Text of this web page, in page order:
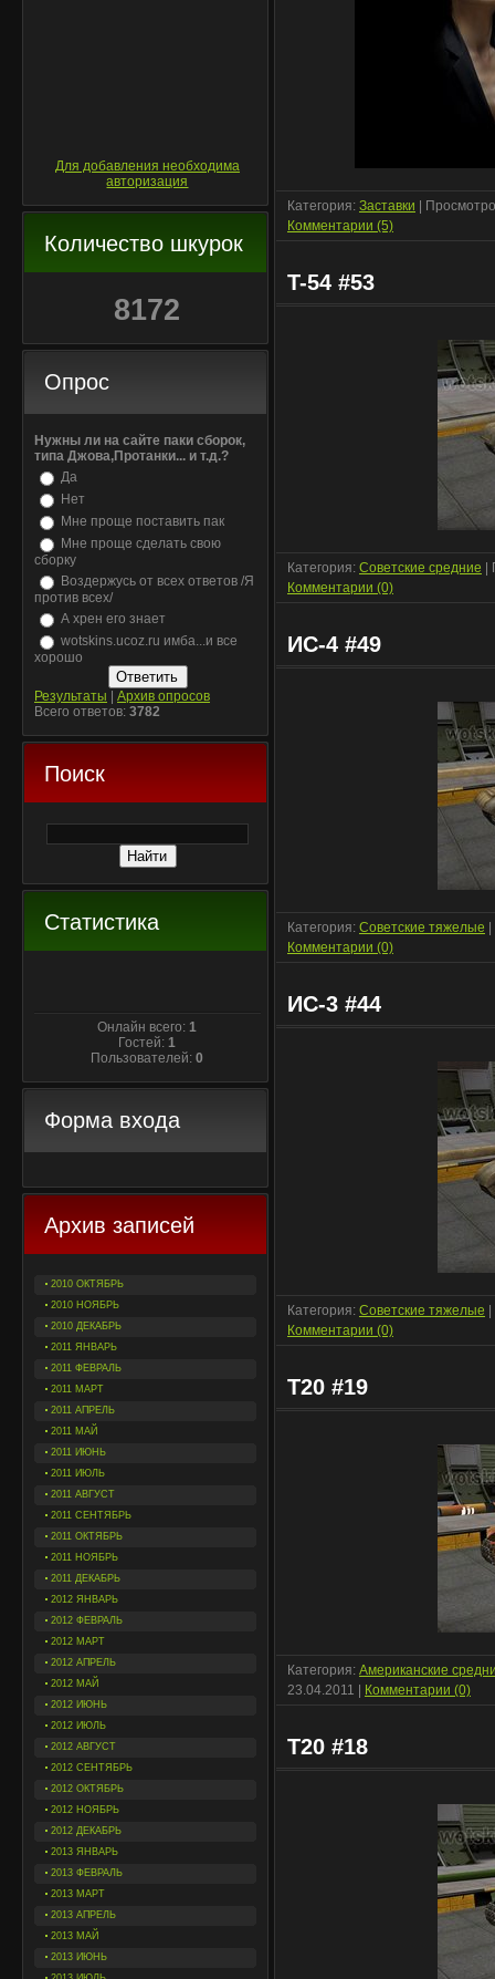
Для добавления необходима
авторизация
Количество шкурок
8172
Опрос
Нужны ли на сайте паки сборок,
типа Джова,Протанки... и т.д.?
Да
Нет
Мне проще поставить пак
Мне проще сделать свою
сборку
Воздержусь от всех ответов /Я
против всех/
А хрен его знает
wotskins.ucoz.ru имба...и все
хорошо
Результаты
Архив опросов
Всего ответов: 3782
Поиск
Статистика
Онлайн всего:1
Гостей:1
Пользователей:0
Форма входа
Архив записей
2010 ОКТЯБРЬ
2010 НОЯБРЬ
2010 ДЕКАБРЬ
2011 ЯНВАРЬ
2011 ФЕВРАЛЬ
2011 МАРТ
2011 АПРЕЛЬ
2011 МАЙ
2011 ИЮНЬ
2011 ИЮЛЬ
2011 АВГУСТ
2011 СЕНТЯБРЬ
2011 ОКТЯБРЬ
2011 НОЯБРЬ
2011 ДЕКАБРЬ
2012 ЯНВАРЬ
2012 ФЕВРАЛЬ
2012 МАРТ
2012 АПРЕЛЬ
2012 МАЙ
2012 ИЮНЬ
2012 ИЮЛЬ
2012 АВГУСТ
2012 СЕНТЯБРЬ
2012 ОКТЯБРЬ
2012 НОЯБРЬ
2012 ДЕКАБРЬ
2013 ЯНВАРЬ
2013 ФЕВРАЛЬ
2013 МАРТ
2013 АПРЕЛЬ
2013 МАЙ
2013 ИЮНЬ
Категория: Заставки |
Комментарии (5)
T-54 #53
Категория: Советские средние
Комментарии (0)
ИС-4 #49
Категория: Советские тяжелые
Комментарии (0)
ИС-3 #44
Категория: Советские тяжелые
Комментарии (0)
T20 #19
Категория: Американские
23.04.2011
Комментарии (0)
T20 #18